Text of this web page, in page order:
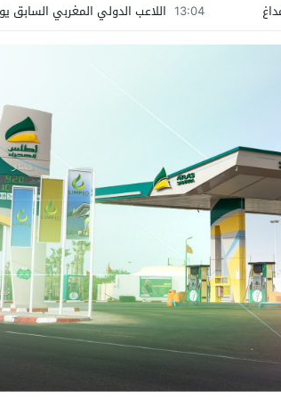
اللاعب الدولي المغربي السابق يوسف القاديوي مستشارا